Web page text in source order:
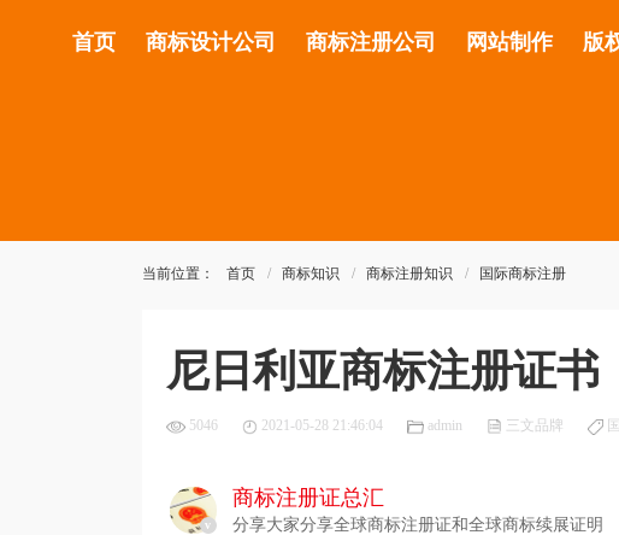
首页 商标设计公司 商标注册公司 网站制作 版
当前位置： 首页 商标知识 商标注册知识 国际商标注册
尼日利亚商标注册证书
5046 2021-05-28 21:46:04 admin 三文品牌
v
商标注册证总汇
分享大家分享全球商标注册证和全球商标续展证明